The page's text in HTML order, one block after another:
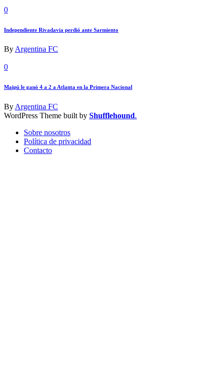
0
Independiente Rivadavia perdió ante Sarmiento
ByArgentina FC
0
Maipú le ganó 4 a 2 a Atlanta en la Primera Nacional
ByArgentina FC
WordPress Theme built by Shufflehound.
Sobre nosotros
Política de privacidad
Contacto